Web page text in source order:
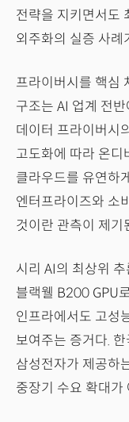
전략을 지키면서도
외주화의 실증 사례
프라이버시를 핵심
구조는 AI 업계 전
데이터 프라이버시
고도화에 따라 온디
클라우드를 유연하
엔터프라이즈와 소
것이란 관측이 제기
시리 AI의 최상위
블랙웰 B200 GPU
인프라에서도 고성
보여주는 증거다.
삼성전자가 제공하
중장기 수요 확대가